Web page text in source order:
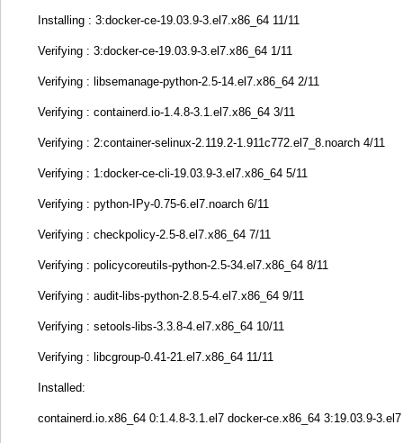
Installing : 3:docker-ce-19.03.9-3.el7.x86_64 11/11
Verifying : 3:docker-ce-19.03.9-3.el7.x86_64 1/11
Verifying : libsemanage-python-2.5-14.el7.x86_64 2/11
Verifying : containerd.io-1.4.8-3.1.el7.x86_64 3/11
Verifying : 2:container-selinux-2.119.2-1.911c772.el7_8.noarch 4/11
Verifying : 1:docker-ce-cli-19.03.9-3.el7.x86_64 5/11
Verifying : python-IPy-0.75-6.el7.noarch 6/11
Verifying : checkpolicy-2.5-8.el7.x86_64 7/11
Verifying : policycoreutils-python-2.5-34.el7.x86_64 8/11
Verifying : audit-libs-python-2.8.5-4.el7.x86_64 9/11
Verifying : setools-libs-3.3.8-4.el7.x86_64 10/11
Verifying : libcgroup-0.41-21.el7.x86_64 11/11
Installed:
containerd.io.x86_64 0:1.4.8-3.1.el7 docker-ce.x86_64 3:19.03.9-